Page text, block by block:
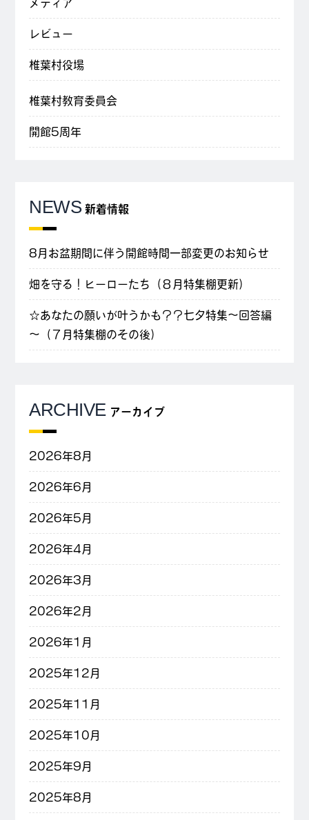
メディア
レビュー
椎葉村役場
椎葉村教育委員会
開館5周年
NEWS 新着情報
8月お盆期間に伴う開館時間一部変更のお知らせ
畑を守る！ヒーローたち（８月特集棚更新）
☆あなたの願いが叶うかも？？七夕特集～回答編
～（７月特集棚のその後）
ARCHIVE アーカイブ
2026年8月
2026年6月
2026年5月
2026年4月
2026年3月
2026年2月
2026年1月
2025年12月
2025年11月
2025年10月
2025年9月
2025年8月